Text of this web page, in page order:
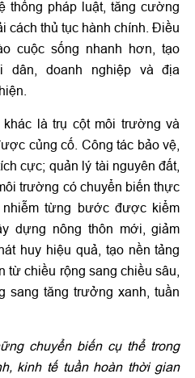
thống pháp luật, tăng cường
cách thủ tục hành chính. Điều
cuộc sống nhanh hơn, tạo
doanh nghiệp và địa
khác là trụ cột môi trường và
củng cố. Công tác bảo vệ,
cực; quản lý tài nguyên đất,
trường có chuyển biến thực
nhiễm từng bước được kiểm
dựng nông thôn mới, giảm
huy hiệu quả, tạo nền tảng
chiều rộng sang chiều sâu,
sang tăng trưởng xanh, tuần
chuyển biến cụ thể trong
kinh tế tuần hoàn thời gian